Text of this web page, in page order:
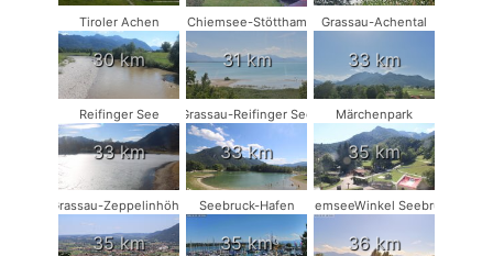
Tiroler Achen
30 km
Chiemsee-Stöttham
31 km
Grassau-Achental
33 km
Reifinger See
33 km
Grassau-Reifinger See
33 km
Märchenpark
35 km
Grassau-Zeppelinhöhe
35 km
Seebruck-Hafen
35 km
ChiemseeWinkel Seebruck
36 km